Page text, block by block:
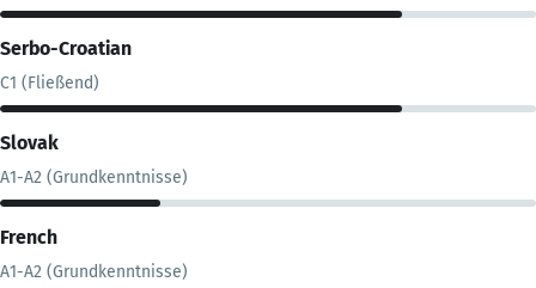
Serbo-Croatian
C1 (Fließend)
Slovak
A1-A2 (Grundkenntnisse)
French
A1-A2 (Grundkenntnisse)